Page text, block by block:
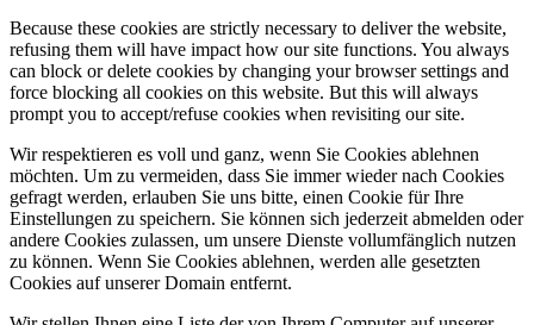
Because these cookies are strictly necessary to deliver the website,
refusing them will have impact how our site functions. You always
can block or delete cookies by changing your browser settings and
force blocking all cookies on this website. But this will always
prompt you to accept/refuse cookies when revisiting our site.
Wir respektieren es voll und ganz, wenn Sie Cookies ablehnen
möchten. Um zu vermeiden, dass Sie immer wieder nach Cookies
gefragt werden, erlauben Sie uns bitte, einen Cookie für Ihre
Einstellungen zu speichern. Sie können sich jederzeit abmelden oder
andere Cookies zulassen, um unsere Dienste vollumfänglich nutzen
zu können. Wenn Sie Cookies ablehnen, werden alle gesetzten
Cookies auf unserer Domain entfernt.